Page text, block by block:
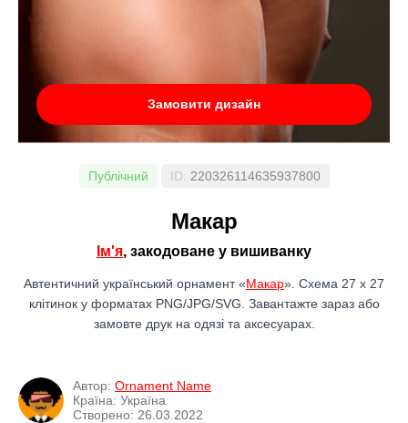
Замовити дизайн
Публічний ID: 220326114635937800
Макар
Ім'я, закодоване у вишиванку
Автентичний український орнамент «Макар». Схема 27 x 27
клітинок у форматах PNG/JPG/SVG. Завантажте зараз або
замовте друк на одязі та аксесуарах.
Автор: Ornament Name
Країна: Україна
Створено: 26.03.2022